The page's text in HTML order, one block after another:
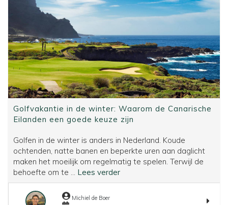
Golfvakantie in de winter: Waarom de Canarische
Eilanden een goede keuze zijn
Golfen in de winter is anders in Nederland. Koude
ochtenden, natte banen en beperkte uren aan daglicht
maken het moeilijk om regelmatig te spelen. Terwijl de
behoefte om te ... Lees verderGolfvakantie
in
Michiel de Boer